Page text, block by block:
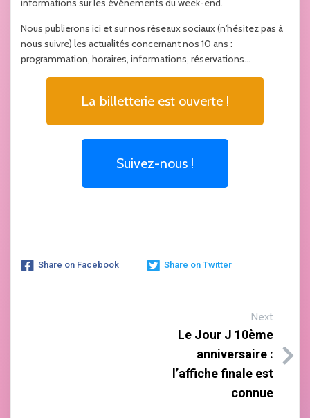
informations sur les événements du week-end.
Nous publierons ici et sur nos réseaux sociaux (n'hésitez pas à
nous suivre) les actualités concernant nos 10 ans :
programmation, horaires, informations, réservations...
La billetterie est ouverte !
Suivez-nous !
Share on Facebook Share on Twitter
Next
Le Jour J 10ème
anniversaire :
l’affiche finale est
connue